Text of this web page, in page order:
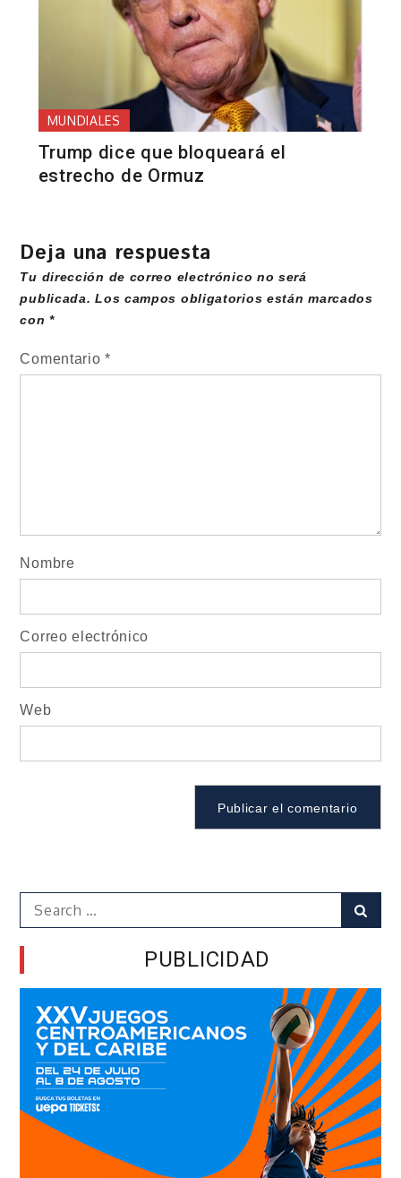
MUNDIALES
Trump dice que bloqueará el
estrecho de Ormuz
Deja una respuesta
Tu dirección de correo electrónico no será
publicada. Los campos obligatorios están marcados
con*
Comentario*
Nombre
Correo electrónico
Web
Search
for:
PUBLICIDAD